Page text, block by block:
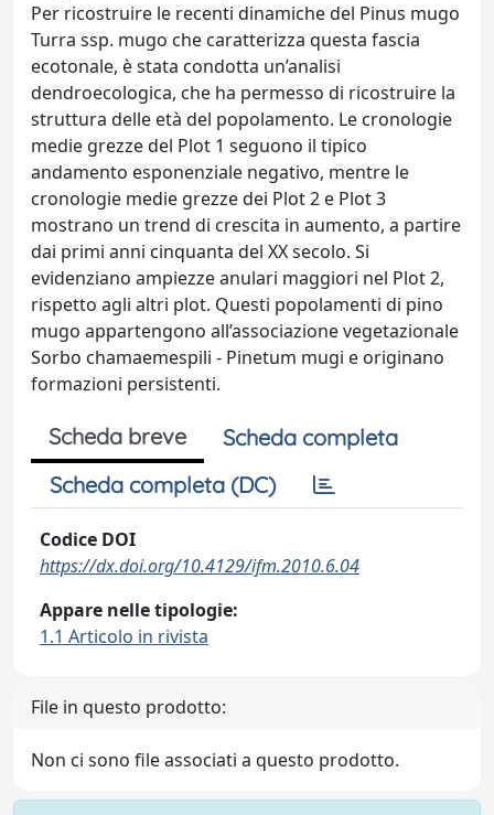
Per ricostruire le recenti dinamiche del Pinus mugo
Turra ssp. mugo che caratterizza questa fascia
ecotonale, è stata condotta un’analisi
dendroecologica, che ha permesso di ricostruire la
struttura delle età del popolamento. Le cronologie
medie grezze del Plot 1 seguono il tipico
andamento esponenziale negativo, mentre le
cronologie medie grezze dei Plot 2 e Plot 3
mostrano un trend di crescita in aumento, a partire
dai primi anni cinquanta del XX secolo. Si
evidenziano ampiezze anulari maggiori nel Plot 2,
rispetto agli altri plot. Questi popolamenti di pino
mugo appartengono all’associazione vegetazionale
Sorbo chamaemespili - Pinetum mugi e originano
formazioni persistenti.
Scheda breve
Scheda completa
Scheda completa (DC)
Codice DOI
https://dx.doi.org/10.4129/ifm.2010.6.04
Appare nelle tipologie:
1.1 Articolo in rivista
File in questo prodotto:
Non ci sono file associati a questo prodotto.